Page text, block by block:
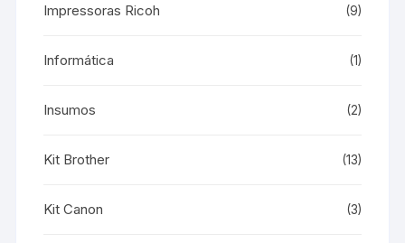
Impressoras Ricoh (9)
Informática (1)
Insumos (2)
Kit Brother (13)
Kit Canon (3)